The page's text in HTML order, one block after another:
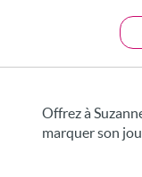
Offrez à
marquer son